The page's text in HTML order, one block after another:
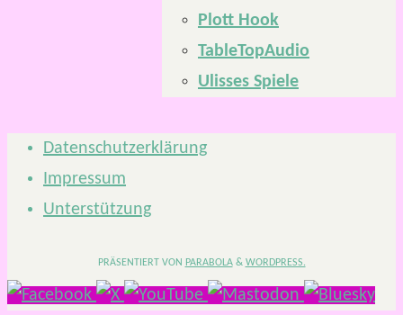
Plott Hook
TableTopAudio
Ulisses Spiele
Datenschutzerklärung
Impressum
Unterstützung
PRÄSENTIERT VON PARABOLA& WORDPRESS.